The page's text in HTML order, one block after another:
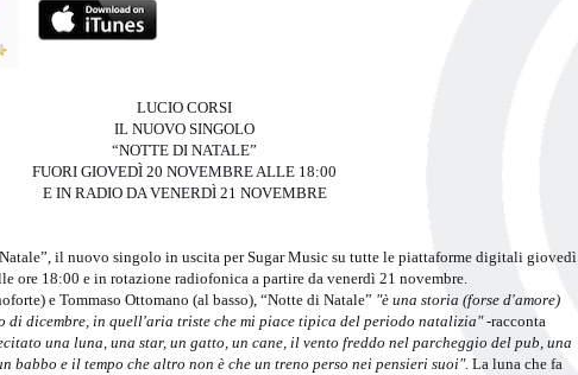
LUCIO CORSI
IL NUOVO SINGOLO
“NOTTE DI NATALE”
FUORI GIOVEDÌ 20 NOVEMBRE ALLE 18:00
E IN RADIO DA VENERDÌ 21 NOVEMBRE
il nuovo singolo in uscita per Sugar Music su tutte le piattaforme digitali giovedì
ore 18:00 e in rotazione radiofonica a partire da venerdì 21 novembre.
e Tommaso Ottomano (al basso), “Notte di Natale” "è una storia (forse d'amore)
di dicembre, in quell'aria triste che mi piace tipica del periodo natalizia" -racconta
una luna, una star, un gatto, un cane, il vento freddo nel parcheggio del pub, una
babbo e il tempo che altro non è che un treno perso nei pensieri suoi". La luna che fa